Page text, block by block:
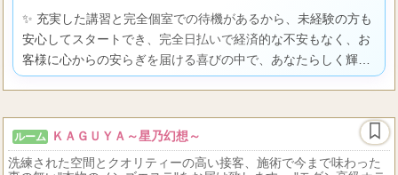
✨ 充実した講習と完全個室での待機があるから、未経験の方も
安心してスタートでき、完全日払いで経済的な不安もなく、お
客様に心からの安らぎを届ける喜びの中で、あなたらしく輝け
る環境です。
ルーム
ＫＡＧＵＹＡ～星乃幻想～
洗練された空間とクオリティーの高い接客、施術で今まで味わった